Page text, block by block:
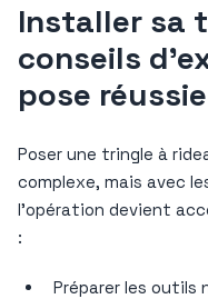
Installer sa
conseils
pose réussie
Poser une tringle à
complexe, mais avec
l’opération devient
:
Préparer les outils